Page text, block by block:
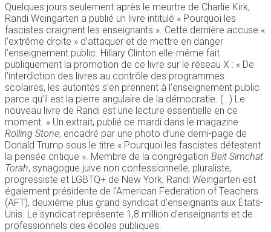
Quelques jours seulement après le meurtre de Charlie Kirk,
Randi Weingarten a publié un livre intitulé « Pourquoi les
fascistes craignent les enseignants ». Cette dernière accuse «
l’extrême droite » d’attaquer et de mettre en danger
l’enseignement public. Hillary Clinton elle-même fait
publiquement la promotion de ce livre sur le réseau X : « De
l’interdiction des livres au contrôle des programmes
scolaires, les autorités s’en prennent à l’enseignement public
parce qu’il est la pierre angulaire de la démocratie. (…) Le
nouveau livre de Randi est une lecture essentielle en ce
moment. » Un extrait, publié ce mardi dans le magazine
Rolling Stone, encadré par une photo d’une demi-page de
Donald Trump sous le titre « Pourquoi les fascistes détestent
la pensée critique ». Membre de la congrégation Beit Simchat
Torah, synagogue juive non confessionnelle, pluraliste,
progressiste et LGBTQ+ de New York, Randi Weingarten est
également présidente de l’American Federation of Teachers
(AFT), deuxième plus grand syndicat d’enseignants aux États-
Unis. Le syndicat représente 1,8 million d’enseignants et de
professionnels des écoles publiques.